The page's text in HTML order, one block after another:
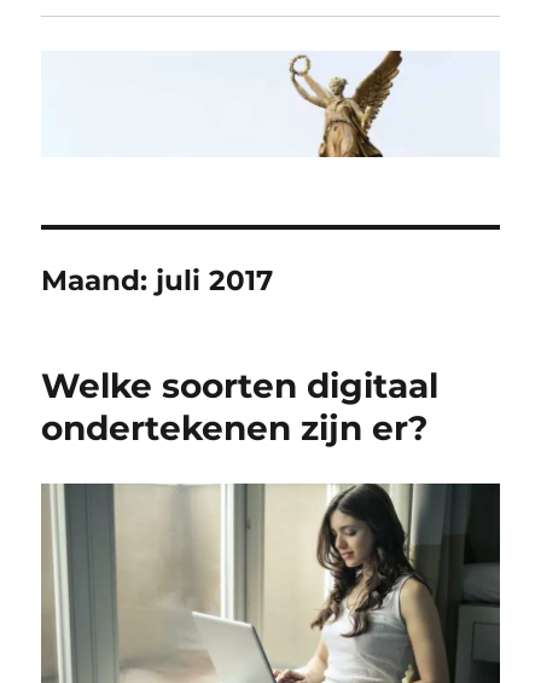
Maand: juli 2017
Welke soorten digitaal
ondertekenen zijn er?